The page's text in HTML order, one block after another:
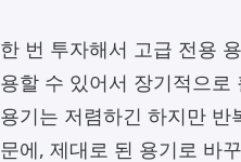
한 번 투자해서 고급 전용
용할 수 있어서 장기적으로
용기는 저렴하긴 하지만 반
문에, 제대로 된 용기로 바